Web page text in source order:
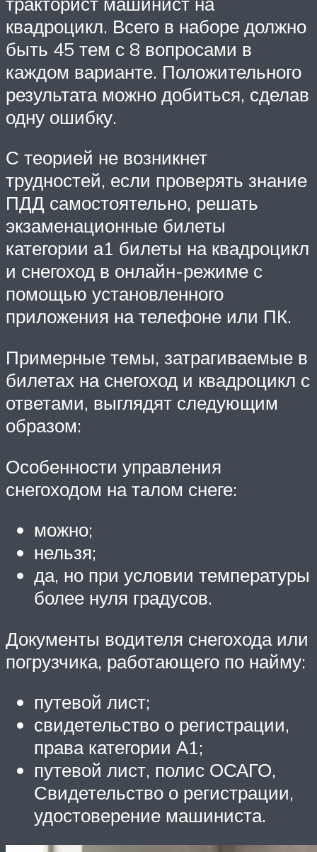
квадроцикл. Всего в наборе должно
быть 45 тем с 8 вопросами в
каждом варианте. Положительного
результата можно добиться, сделав
одну ошибку.
С теорией не возникнет
трудностей, если проверять знание
ПДД самостоятельно, решать
экзаменационные билеты
категории а1 билеты на квадроцикл
и снегоход в онлайн-режиме с
помощью установленного
приложения на телефоне или ПК.
Примерные темы, затрагиваемые в
билетах на снегоход и квадроцикл с
ответами, выглядят следующим
образом:
Особенности управления
снегоходом на талом снеге:
можно;
нельзя;
да, но при условии температуры
более нуля градусов.
Документы водителя снегохода или
погрузчика, работающего по найму:
путевой лист;
свидетельство о регистрации,
права категории А1;
путевой лист, полис ОСАГО,
Свидетельство о регистрации,
удостоверение машиниста.